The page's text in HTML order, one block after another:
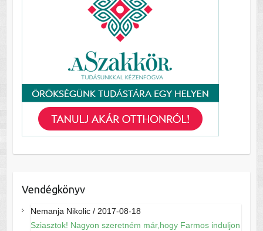
Vendégkönyv
Nemanja Nikolic/ 2017-08-18
Sziasztok! Nagyon szeretném már,hogy Farmos induljon